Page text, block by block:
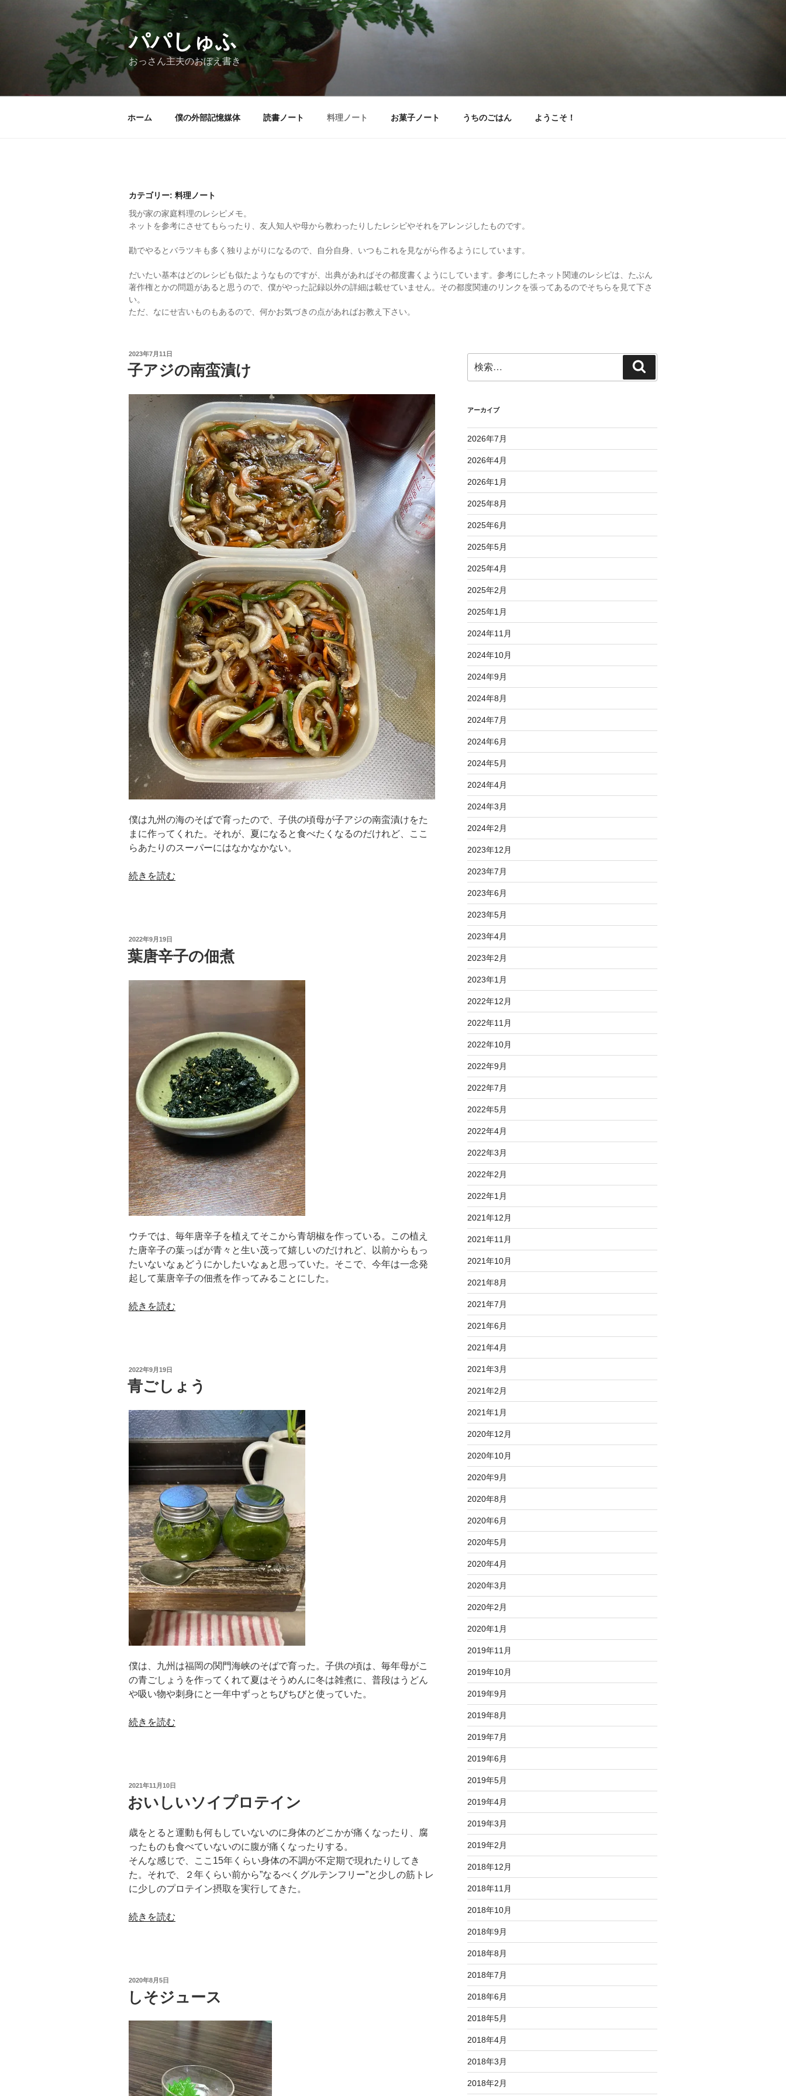
パパしゅふ
おっさん主夫のおぼえ書き
ホーム 僕の外部記憶媒体 読書ノート 料理ノート お菓子ノート うちのごはん ようこそ！
カテゴリー: 料理ノート
我が家の家庭料理のレシピメモ。
ネットを参考にさせてもらったり、友人知人や母から教わったりしたレシピやそれをアレンジしたものです。
勘でやるとバラツキも多く独りよがりになるので、自分自身、いつもこれを見ながら作るようにしています。
だいたい基本はどのレシピも似たようなものですが、出典があればその都度書くようにしています。参考にしたネット関連のレシピは、たぶん
著作権とかの問題があると思うので、僕がやった記録以外の詳細は載せていません。その都度関連のリンクを張ってあるのでそちらを見て下さ
い。
ただ、なにせ古いものもあるので、何かお気づきの点があればお教え下さい。
投
稿
日:
2023年7月11日
子アジの南蛮漬け
僕は九州の海のそばで育ったので、子供の頃母が子アジの南蛮漬けをた
まに作ってくれた。それが、夏になると食べたくなるのだけれど、ここ
らあたりのスーパーにはなかなかない。
“子
蛮
漬
続きを読む
投
稿
日:
2022年9月19日
葉唐辛子の佃煮
ウチでは、毎年唐辛子を植えてそこから青胡椒を作っている。この植え
た唐辛子の葉っぱが青々と生い茂って嬉しいのだけれど、以前からもっ
たいないなぁどうにかしたいなぁと思っていた。そこで、今年は一念発
起して葉唐辛子の佃煮を作ってみることにした。
“葉
佃
煮”
続きを読む
投
稿
日:
2022年9月19日
青ごしょう
僕は、九州は福岡の関門海峡のそばで育った。子供の頃は、毎年母がこ
の青ごしょうを作ってくれて夏はそうめんに冬は雑煮に、普段はうどん
や吸い物や刺身にと一年中ずっとちびちびと使っていた。
“青
続きを読む
投
日:
2021年11月10日
おいしいソイプロテイン
歳をとると運動も何もしていないのに身体のどこかが痛くなったり、腐
ったものも食べていないのに腹が痛くなったりする。
そんな感じで、ここ15年くらい身体の不調が不定期で現れたりしてき
た。それで、２年くらい前から”なるべくグルテンフリー”と少しの筋トレ
に少しのプロテイン摂取を実行してきた。
“お
プ
テ
イ
ン”
の
続きを読む
投
日:
2020年8月5日
しそジュース
索:
索
アーカイブ
2026年7月
2026年4月
2026年1月
2025年8月
2025年6月
2025年5月
2025年4月
2025年2月
2025年1月
2024年11月
2024年10月
2024年9月
2024年8月
2024年7月
2024年6月
2024年5月
2024年4月
2024年3月
2024年2月
2023年12月
2023年7月
2023年6月
2023年5月
2023年4月
2023年2月
2023年1月
2022年12月
2022年11月
2022年10月
2022年9月
2022年7月
2022年5月
2022年4月
2022年3月
2022年2月
2022年1月
2021年12月
2021年11月
2021年10月
2021年8月
2021年7月
2021年6月
2021年4月
2021年3月
2021年2月
2021年1月
2020年12月
2020年10月
2020年9月
2020年8月
2020年6月
2020年5月
2020年4月
2020年3月
2020年2月
2020年1月
2019年11月
2019年10月
2019年9月
2019年8月
2019年7月
2019年6月
2019年5月
2019年4月
2019年3月
2019年2月
2018年12月
2018年11月
2018年10月
2018年9月
2018年8月
2018年7月
2018年6月
2018年5月
2018年4月
2018年3月
2018年2月